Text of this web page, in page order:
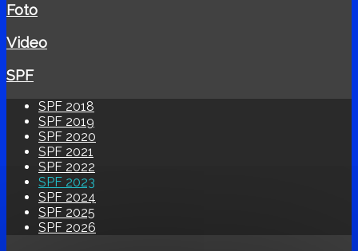
Foto
Video
SPF
SPF 2018
SPF 2019
SPF 2020
SPF 2021
SPF 2022
SPF 2023
SPF 2024
SPF 2025
SPF 2026